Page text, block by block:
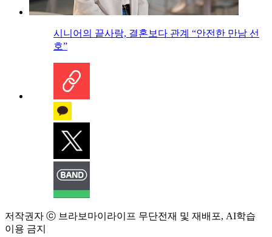
시니어의 끝사랑, 결혼보다 관계 “안전한 만남 선
호”
저작권자 ⓒ 브라보마이라이프 무단전재 및 재배포, AI학습
이용 금지